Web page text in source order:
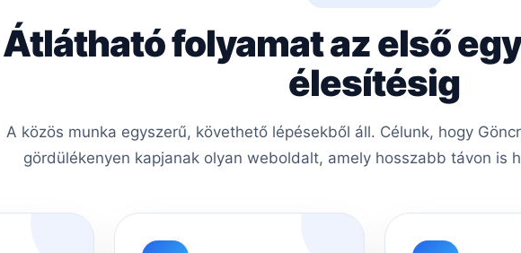
Átlátható folyamat az első
élesítésig
A közös munka egyszerű, követhető lépésekből áll. Célunk, hogy
gördülékenyen kapjanak olyan weboldalt, amely hosszabb távon is